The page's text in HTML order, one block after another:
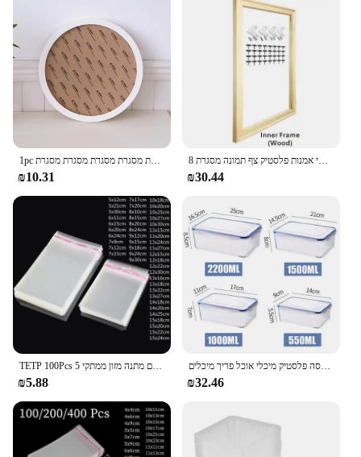
1pc עגולה פשוטה מסגרת תמונה פלסטיק מסגרת מסגרת מסגרת מסגרת מסגרת מסגרת מסגרת מסגרת
₪10.31
8 צבעים פשוט אופנתי אמנות פלסטיק צף תמונה מסגרת DIY מסגרת עבור ציורי מסגרת עבור עיצוב הבית קיר אמנות
₪30.44
TETP 100Pcs 5 חוטים ברור דבק עצמי תיק ניתן לאטימה חוזרת עמיד למים מתנה מזון ממתקי Pacakging OPP פלסטיק צלופן שקית אחסון
₪5.88
תיבת אחסון מקרר מלבנית אטומה עם מכסה פלסטיק מיכלי אוכל פריך מיכלים
₪32.46